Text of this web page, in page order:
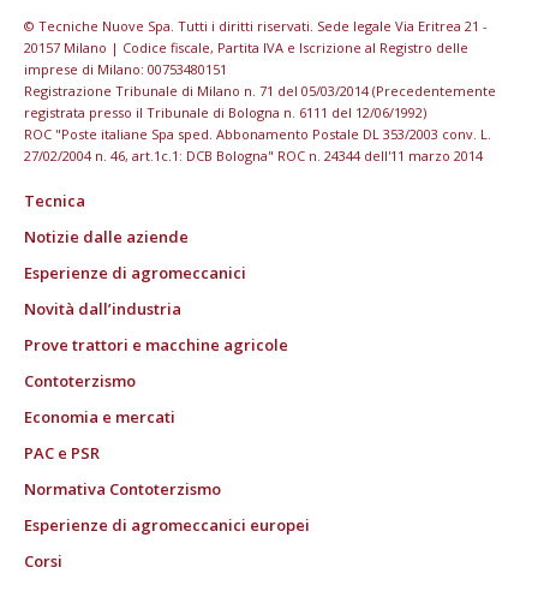
© Tecniche Nuove Spa. Tutti i diritti riservati. Sede legale Via Eritrea 21 -
20157 Milano | Codice fiscale, Partita IVA e Iscrizione al Registro delle
imprese di Milano: 00753480151
Registrazione Tribunale di Milano n. 71 del 05/03/2014 (Precedentemente
registrata presso il Tribunale di Bologna n. 6111 del 12/06/1992)
ROC "Poste italiane Spa sped. Abbonamento Postale DL 353/2003 conv. L.
27/02/2004 n. 46, art.1c.1: DCB Bologna" ROC n. 24344 dell'11 marzo 2014
Tecnica
Notizie dalle aziende
Esperienze di agromeccanici
Novità dall’industria
Prove trattori e macchine agricole
Contoterzismo
Economia e mercati
PAC e PSR
Normativa Contoterzismo
Esperienze di agromeccanici europei
Corsi